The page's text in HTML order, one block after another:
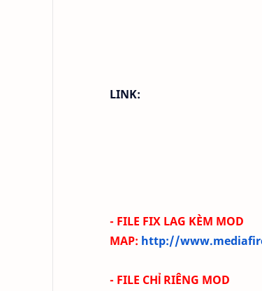
LINK:
- FILE FIX LAG KÈM MOD
MAP: http://
- FILE CHỈ RIÊNG MOD